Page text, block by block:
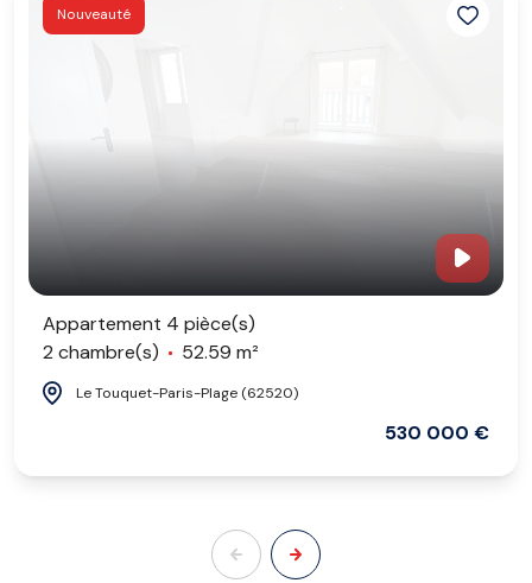
Nouveauté
Appartement 4 pièce(s)
2 chambre(s)
52.59 m²
Le Touquet-Paris-Plage (62520)
530 000 €